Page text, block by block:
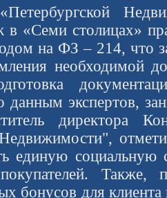
в «Семи столицах»
на ФЗ – 214, что
необходимой
данным экспертов,
директора
единую социальную
Также,
бонусов для